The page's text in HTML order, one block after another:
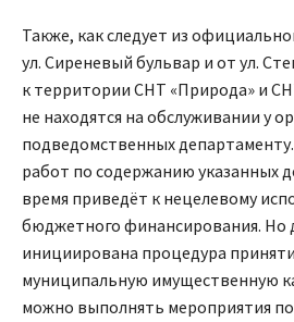
Также, как следует из
ул. Сиреневый бульвар и от ул.
к территории СНТ «Природа» и
не находятся на обслуживании у
подведомственных
работ по содержанию указанных
время приведёт к нецелевому
бюджетного финансирования. Но
инициирована процедура
муниципальную имущественную
можно выполнять мероприятия